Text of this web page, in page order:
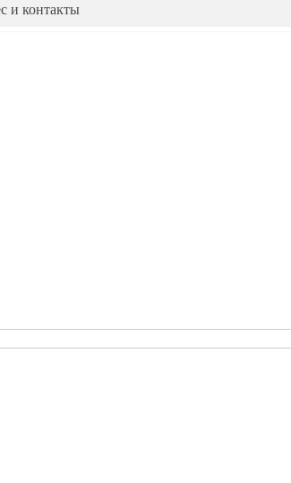
и контакты